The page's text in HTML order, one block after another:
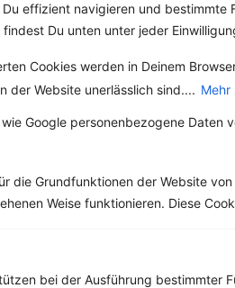
effizient navigieren und bestimmte
Du unten unter jeder
Cookies werden in Deinem
der Website unerlässlich sind.... Mehr
Google personenbezogene Daten
die Grundfunktionen der Website
Weise funktionieren. Diese
bei der Ausführung bestimmter
Kennst du den
Unterschied
zwischen
Chilipulver,
Chiliflocken und
Cayennepfeffer?
Chilischoten,
und Cayennepfeffer.
Wo genau liegt nun der
Unterschied und kann